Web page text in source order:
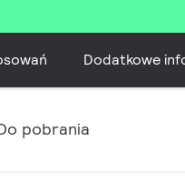
Dodatkowe
pobrania